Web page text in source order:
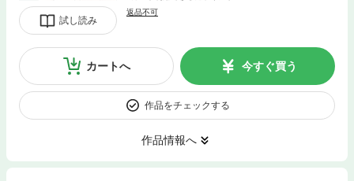
試し読み
返品不可
カートへ 今すぐ買う
作品をチェックする
作品情報へ